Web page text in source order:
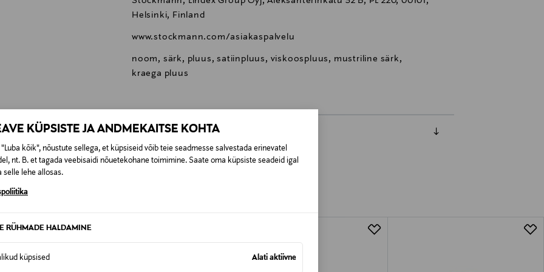
KÜPSISTE JA ANDMEKAITSE KOHTA
"Luba kõik", nõustute sellega, et küpsiseid võib teie seadmesse salvestada erinevatel
nt. B. et tagada veebisaidi nõuetekohane toimimine. Saate oma küpsiste seadeid igal
selle lehe allosas.
RÜHMADE HALDAMINE
küpsised Alati aktiivne
Helsinki, Finland
www.stockmann.com/asiakaspalvelu
noom, särk, pluus, satiinpluus, viskoospluus, mustriline särk,
kraega pluus
0,00 €
KA